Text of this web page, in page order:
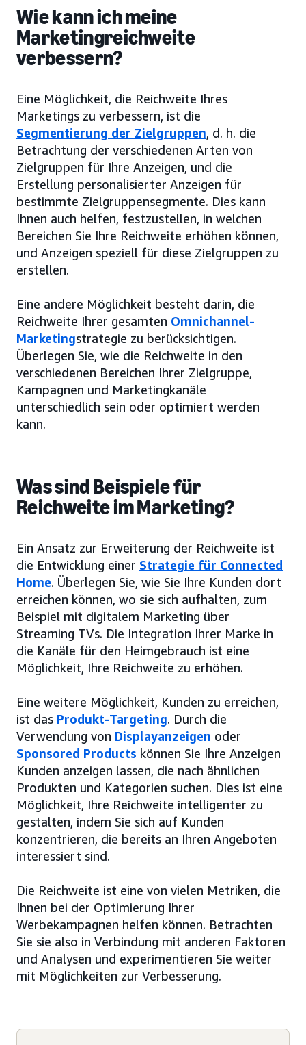
Wie kann ich meine
Marketingreichweite
verbessern?
Eine Möglichkeit, die Reichweite Ihres
Marketings zu verbessern, ist die
Segmentierung der Zielgruppen, d. h. die
Betrachtung der verschiedenen Arten von
Zielgruppen für Ihre Anzeigen, und die
Erstellung personalisierter Anzeigen für
bestimmte Zielgruppensegmente. Dies kann
Ihnen auch helfen, festzustellen, in welchen
Bereichen Sie Ihre Reichweite erhöhen können,
und Anzeigen speziell für diese Zielgruppen zu
erstellen.
Eine andere Möglichkeit besteht darin, die
Reichweite Ihrer gesamten Omnichannel-
Marketingstrategie zu berücksichtigen.
Überlegen Sie, wie die Reichweite in den
verschiedenen Bereichen Ihrer Zielgruppe,
Kampagnen und Marketingkanäle
unterschiedlich sein oder optimiert werden
kann.
Was sind Beispiele für
Reichweite im Marketing?
Ein Ansatz zur Erweiterung der Reichweite ist
die Entwicklung einer Strategie für Connected
Home. Überlegen Sie, wie Sie Ihre Kunden dort
erreichen können, wo sie sich aufhalten, zum
Beispiel mit digitalem Marketing über
Streaming TVs. Die Integration Ihrer Marke in
die Kanäle für den Heimgebrauch ist eine
Möglichkeit, Ihre Reichweite zu erhöhen.
Eine weitere Möglichkeit, Kunden zu erreichen,
ist das Produkt-Targeting. Durch die
Verwendung von Displayanzeigen oder
Sponsored Products können Sie Ihre Anzeigen
Kunden anzeigen lassen, die nach ähnlichen
Produkten und Kategorien suchen. Dies ist eine
Möglichkeit, Ihre Reichweite intelligenter zu
gestalten, indem Sie sich auf Kunden
konzentrieren, die bereits an Ihren Angeboten
interessiert sind.
Die Reichweite ist eine von vielen Metriken, die
Ihnen bei der Optimierung Ihrer
Werbekampagnen helfen können. Betrachten
Sie sie also in Verbindung mit anderen Faktoren
und Analysen und experimentieren Sie weiter
mit Möglichkeiten zur Verbesserung.